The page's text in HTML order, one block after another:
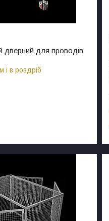
дверний для проводів
і в роздріб